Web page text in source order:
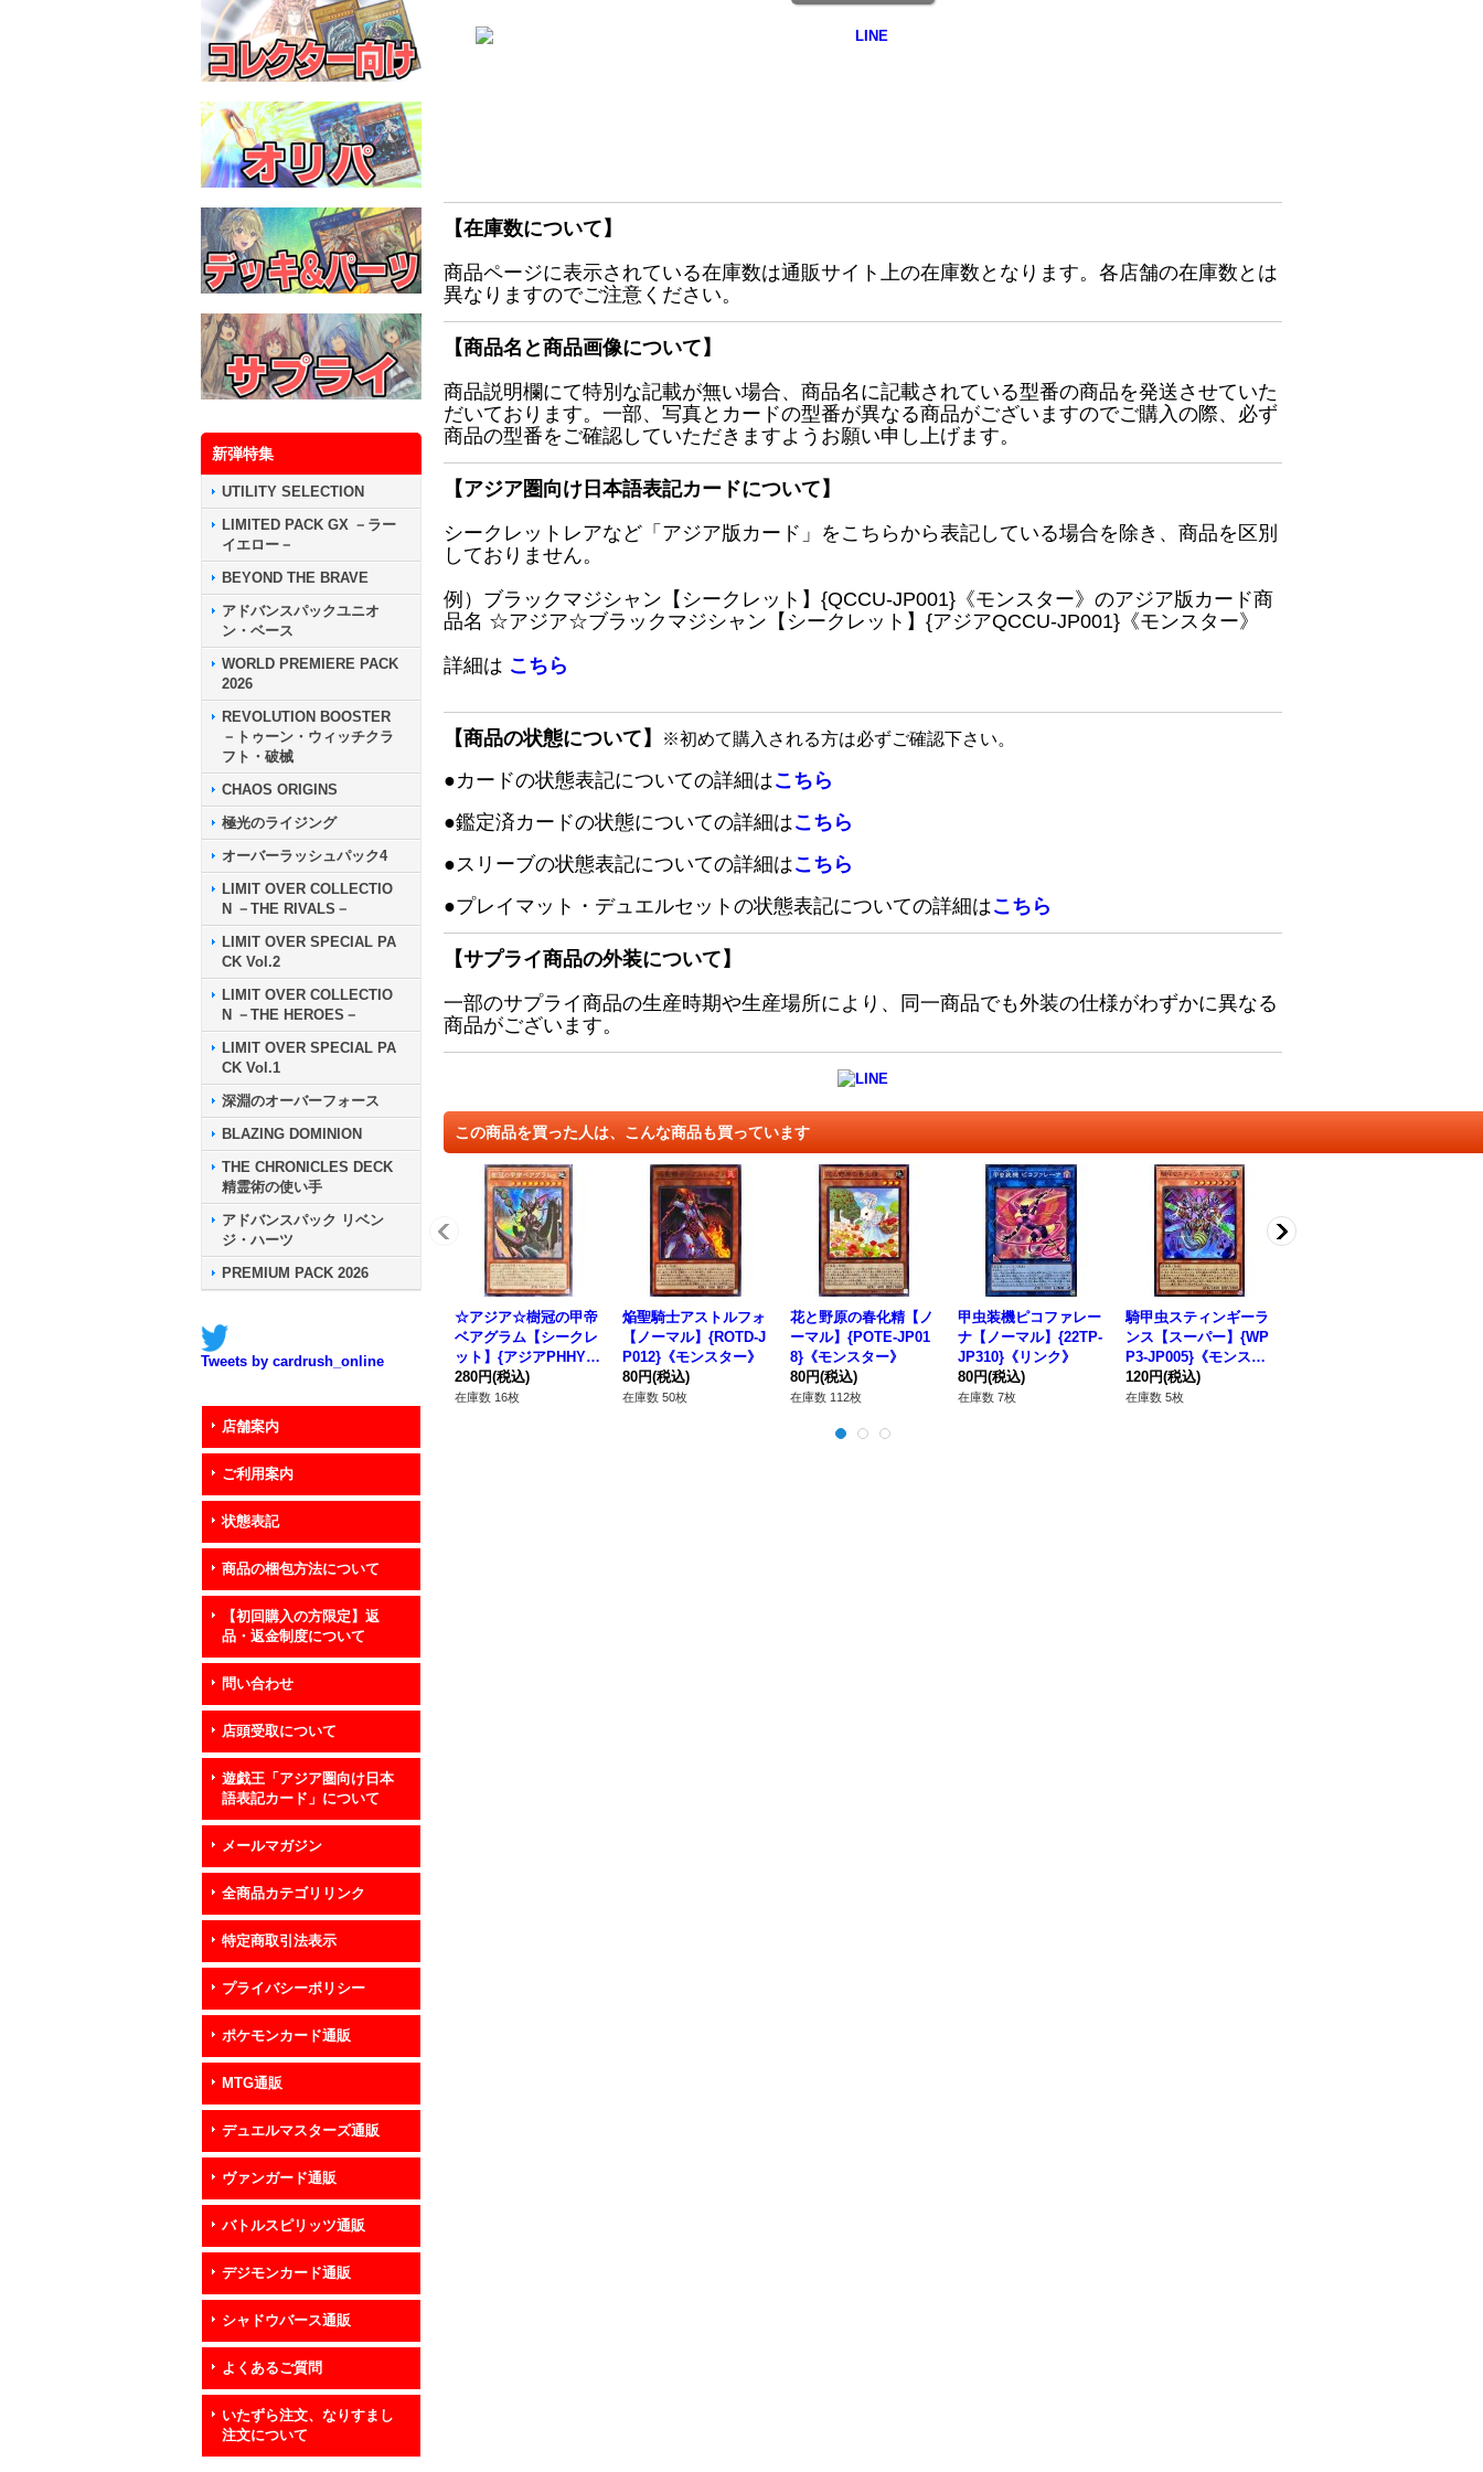
新弾特集
UTILITY SELECTION
LIMITED PACK GX －ラー
イエロー－
BEYOND THE BRAVE
アドバンスパックユニオ
ン・ベース
WORLD PREMIERE PACK
2026
REVOLUTION BOOSTER
－トゥーン・ウィッチクラ
フト・破械
CHAOS ORIGINS
極光のライジング
オーバーラッシュパック4
LIMIT OVER COLLECTIO
N －THE RIVALS－
LIMIT OVER SPECIAL PA
CK Vol.2
LIMIT OVER COLLECTIO
N －THE HEROES－
LIMIT OVER SPECIAL PA
CK Vol.1
深淵のオーバーフォース
BLAZING DOMINION
THE CHRONICLES DECK
精霊術の使い手
アドバンスパック リベン
ジ・ハーツ
PREMIUM PACK 2026
Tweets by cardrush_online
店舗案内
ご利用案内
状態表記
商品の梱包方法について
【初回購入の方限定】返
品・返金制度について
問い合わせ
店頭受取について
遊戯王「アジア圏向け日本
語表記カード」について
メールマガジン
全商品カテゴリリンク
特定商取引法表示
プライバシーポリシー
ポケモンカード通販
MTG通販
デュエルマスターズ通販
ヴァンガード通販
バトルスピリッツ通販
デジモンカード通販
シャドウバース通販
よくあるご質問
いたずら注文、なりすまし
注文について
【在庫数について】
商品ページに表示されている在庫数は通販サイト上の在庫数となります。各店舗の在庫数とは
異なりますのでご注意ください。
【商品名と商品画像について】
商品説明欄にて特別な記載が無い場合、商品名に記載されている型番の商品を発送させていた
だいております。一部、写真とカードの型番が異なる商品がございますのでご購入の際、必ず
商品の型番をご確認していただきますようお願い申し上げます。
【アジア圏向け日本語表記カードについて】
シークレットレアなど「アジア版カード」をこちらから表記している場合を除き、商品を区別
しておりません。
例）ブラックマジシャン【シークレット】{QCCU-JP001}《モンスター》のアジア版カード商
品名 ☆アジア☆ブラックマジシャン【シークレット】{アジアQCCU-JP001}《モンスター》
詳細は こちら
【商品の状態について】 ※初めて購入される方は必ずご確認下さい。
●カードの状態表記についての詳細はこちら
●鑑定済カードの状態についての詳細はこちら
●スリーブの状態表記についての詳細はこちら
●プレイマット・デュエルセットの状態表記についての詳細はこちら
【サプライ商品の外装について】
一部のサプライ商品の生産時期や生産場所により、同一商品でも外装の仕様がわずかに異なる
商品がございます。
この商品を買った人は、こんな商品も買っています
☆アジア☆樹冠の甲帝
ベアグラム【シークレ
ット】{アジアPHHY-J
P021}《モンスター》
280円(税込)
在庫数 16枚
焔聖騎士アストルフォ
【ノーマル】{ROTD-J
P012}《モンスター》
80円(税込)
在庫数 50枚
花と野原の春化精【ノ
ーマル】{POTE-JP01
8}《モンスター》
80円(税込)
在庫数 112枚
甲虫装機ピコファレー
ナ【ノーマル】{22TP-
JP310}《リンク》
80円(税込)
在庫数 7枚
騎甲虫スティンギーラ
ンス【スーパー】{WP
P3-JP005}《モンスタ
ー》
120円(税込)
在庫数 5枚